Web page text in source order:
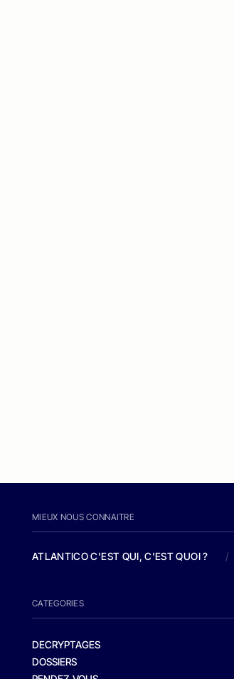
MIEUX NOUS CONNAITRE
ATLANTICO C'EST QUI, C'EST QUOI ? /
CATEGORIES
DECRYPTAGES
DOSSIERS